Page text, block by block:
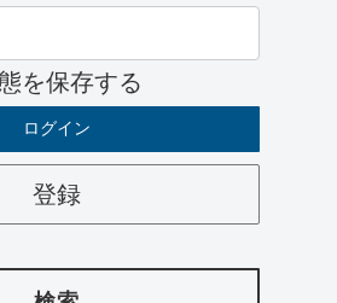
を保存する
登録